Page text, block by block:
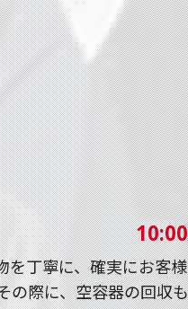
を丁寧に、確実にお客
の際に、空容器の回収